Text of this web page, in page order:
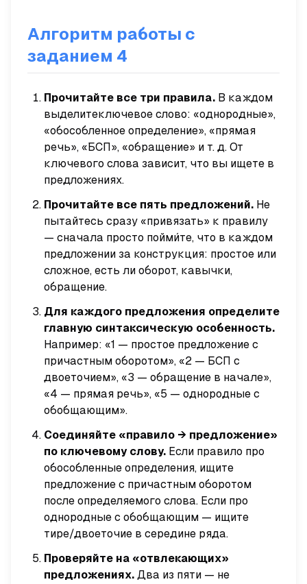
Алгоритм работы с
заданием 4
Прочитайте все три правила. В каждом
выделитеключевое слово: «однородные»,
«обособленное определение», «прямая
речь», «БСП», «обращение» и т. д. От
ключевого слова зависит, что вы ищете в
предложениях.
Прочитайте все пять предложений. Не
пытайтесь сразу «привязать» к правилу
— сначала просто пойми́те, что в каждом
предложении за конструкция: простое или
сложное, есть ли оборот, кавычки,
обращение.
Для каждого предложения определите
главную синтаксическую особенность.
Например: «1 — простое предложение с
причастным оборотом», «2 — БСП с
двоеточием», «3 — обращение в начале»,
«4 — прямая речь», «5 — однородные с
обобщающим».
Соединяйте «правило → предложение»
по ключевому слову. Если правило про
обособленные определения, ищите
предложение с причастным оборотом
после определяемого слова. Если про
однородные с обобщающим — ищите
тире/двоеточие в середине ряда.
Проверяйте на «отвлекающих»
предложениях. Два из пяти — не